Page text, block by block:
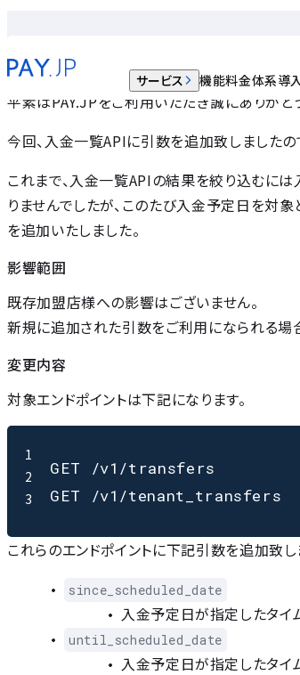
サービス 機能料金体系導
2021.06.02
平素はPAY.JPをご利用いただき誠にありがと
今回、入金一覧APIに引数を追加致しましたの
これまで、入金一覧APIの結果を絞り込むに
りませんでしたが、このたび入金予定日を対
を追加いたしました。
影響範囲
既存加盟店様への影響はございません。
新規に追加された引数をご利用になられる場
変更内容
対象エンドポイントは下記になります。
1
2
3
GET /v1/transfers
これらのエンドポイントに下記引数を追加致し
since_scheduled_date
入金予定日が指定したタイ
until_scheduled_date
入金予定日が指定したタイ